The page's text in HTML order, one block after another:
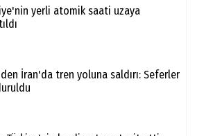
yerli atomik saati uzaya
İran'da tren yoluna saldırı: Seferler